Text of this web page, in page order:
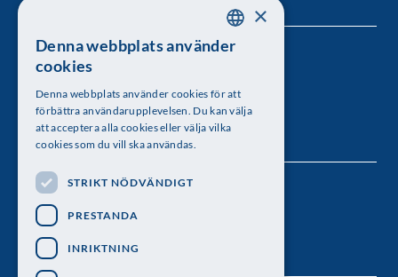
Kungl. Vetenskapsakademien
Besöksadress: Lilla Frescativägen 4A
Telefon: 08-673 95 00
Följ oss
SWEDISH
×
Denna webbplats använder
cookies
Denna webbplats använder cookies för att
förbättra användarupplevelsen. Du kan välja
att acceptera alla cookies eller välja vilka
cookies som du vill ska användas.
STRIKT NÖDVÄNDIGT
PRESTANDA
INRIKTNING